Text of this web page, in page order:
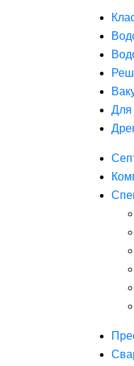
Для